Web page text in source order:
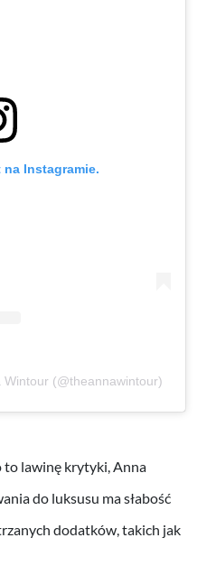
Instagramie.
(@theannawintour)
to lawinę krytyki, Anna
do luksusu ma słabość
dodatków, takich jak